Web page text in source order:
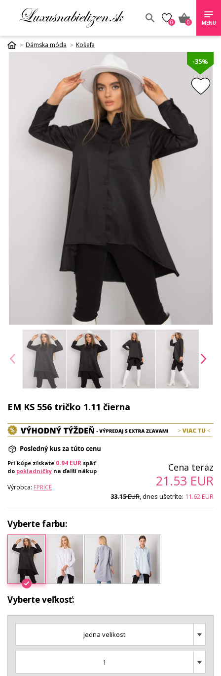
0 0 MENU
Dámska móda Košeľa
-35%
EM KS 556 tričko 1.11 čierna
Pri kúpe získate 0.94 EUR späť
do pokladničky na ďalší nákup
Výrobca: FPRICE
Cena teraz
21.53 EUR
33.15EUR, dnes ušetríte: 11.62EUR
Vyberte farbu:
Vyberte veľkosť:
jedna velikost
1